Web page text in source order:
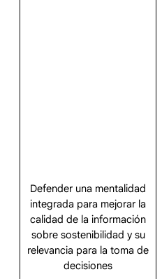
Defender una mentalidad
integrada para mejorar la
calidad de la información
sobre sostenibilidad y su
relevancia para la toma de
decisiones